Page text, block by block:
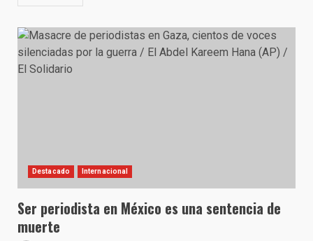
Destacado Internacional
Ser periodista en México es una sentencia de
muerte